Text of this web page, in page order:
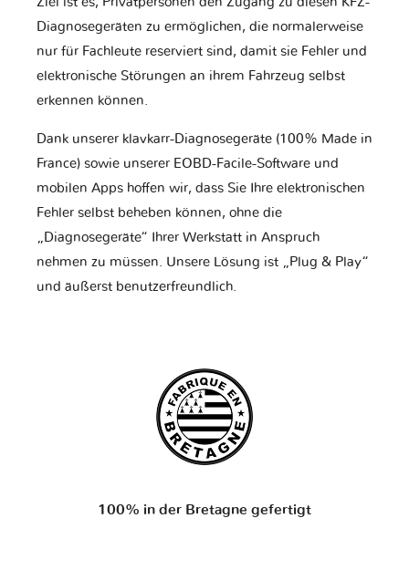
Diagnosegeräten zu ermöglichen, die normalerweise
nur für Fachleute reserviert sind, damit sie Fehler und
elektronische Störungen an ihrem Fahrzeug selbst
erkennen können.
Dank unserer klavkarr-Diagnosegeräte (100% Made in
France) sowie unserer EOBD-Facile-Software und
mobilen Apps hoffen wir, dass Sie Ihre elektronischen
Fehler selbst beheben können, ohne die
„Diagnosegeräte“ Ihrer Werkstatt in Anspruch
nehmen zu müssen. Unsere Lösung ist „Plug & Play“
und äußerst benutzerfreundlich.
100% in der Bretagne gefertigt